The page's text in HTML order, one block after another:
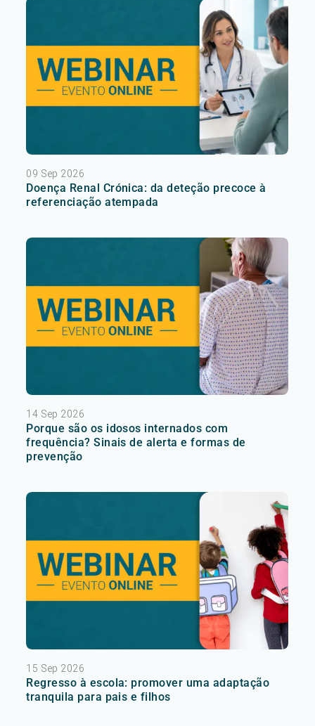
09 Sep 2026
Doença Renal Crónica: da deteção precoce à
referenciação atempada
14 Sep 2026
Porque são os idosos internados com
frequência? Sinais de alerta e formas de
prevenção
15 Sep 2026
Regresso à escola: promover uma adaptação
tranquila para pais e filhos